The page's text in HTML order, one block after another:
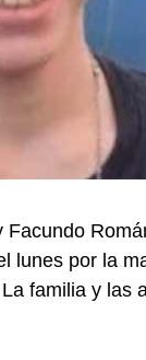
Facundo
lunes por la
familia y las